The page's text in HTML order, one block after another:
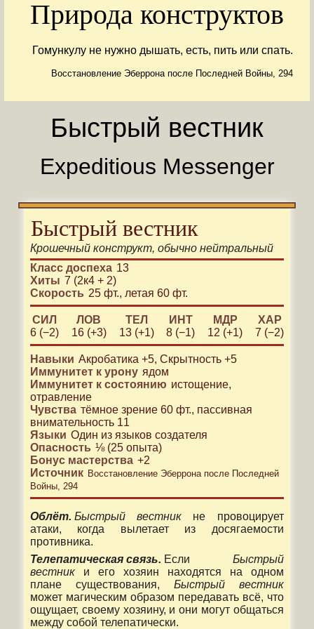
Природа конструктов
Гомункулу не нужно дышать, есть, пить или спать.
Восстановление Эберрона после Последней Войны, 294
Быстрый вестник
Expeditious Messenger
Быстрый вестник
Крошечный конструкт, обычно нейтральный
Класс доспеха 13
Хиты 7 (2к4 + 2)
Скорость 25 фт., летая 60 фт.
СИЛ
6 (−2)
ЛОВ
16 (+3)
ТЕЛ
13 (+1)
ИНТ
8 (−1)
МДР
12 (+1)
ХАР
7 (−2)
Навыки Акробатика +5, Скрытность +5
Иммунитет к урону ядом
Иммунитет к состоянию истощение
отравление
Чувства тёмное зрение 60 фт., пассивная
внимательность 11
Языки Один из языков создателя
Опасность ⅛(25опыта)
Бонус мастерства +2
Источник Восстановление Эберрона после Последней
Войны, 294
Облёт. Быстрый вестникне провоцирует
атаки, когда вылетает из досягаемости
противника.
Телепатическая связь. Если Быстрый
вестники его хозяин находятся на одном
плане существования, Быстрый вестник
может магическим образом передавать всё, что
ощущает, своему хозяину, и они могут общаться
между собой телепатически.